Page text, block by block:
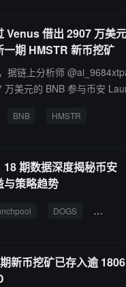
拍卖），共融资 2,790 万美
万美元、 1.42 亿美元、 2.19
Venus 借出 2907 万美
期 HMSTR 新币挖矿
据链上分析师
万美元的 BNB 参与币安
元，大概率是为了参与最新
BNB HMSTR
期数据深度揭秘币安
策略趋势
DOGS HMSTR
新币挖矿已存入逾